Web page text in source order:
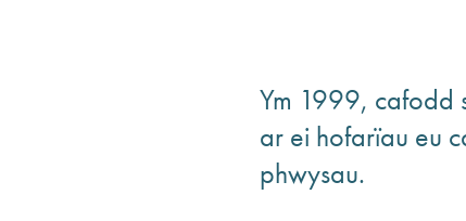
Ym 1999, cafodd
ar ei hofarïau eu
phwysau.